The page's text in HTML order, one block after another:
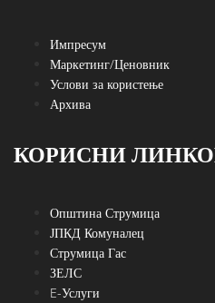
Импресум
Маркетинг/Ценовник
Услови за користење
Архива
КОРИСНИ
Општина Струмица
ЈПКД Комуналец
Струмица Гас
ЗЕЛС
E-Услуги